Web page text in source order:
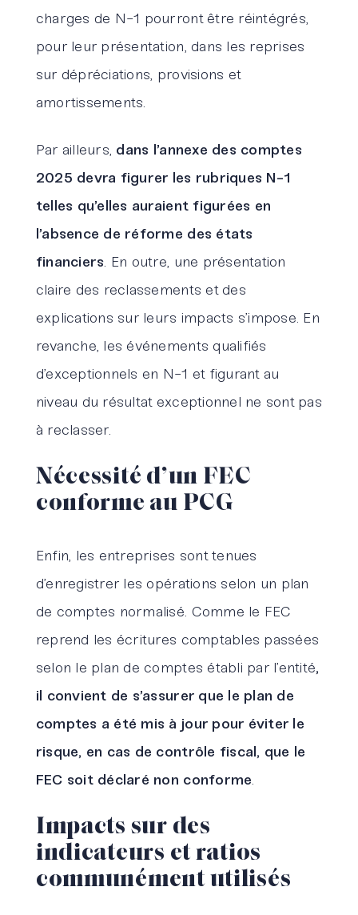
charges de N-1 pourront être réintégrés,
pour leur présentation, dans les reprises
sur dépréciations, provisions et
amortissements.
Par ailleurs, dans l’annexe des comptes
2025 devra figurer les rubriques N-1
telles qu’elles auraient figurées en
l’absence de réforme des états
financiers. En outre, une présentation
claire des reclassements et des
explications sur leurs impacts s’impose. En
revanche, les événements qualifiés
d’exceptionnels en N-1 et figurant au
niveau du résultat exceptionnel ne sont pas
à reclasser.
Nécessité d’un FEC
conforme au PCG
Enfin, les entreprises sont tenues
d’enregistrer les opérations selon un plan
de comptes normalisé. Comme le FEC
reprend les écritures comptables passées
selon le plan de comptes établi par l’entité,
il convient de s’assurer que le plan de
comptes a été mis à jour pour éviter le
risque, en cas de contrôle fiscal, que le
FEC soit déclaré non conforme.
Impacts sur des
indicateurs et ratios
communément utilisés